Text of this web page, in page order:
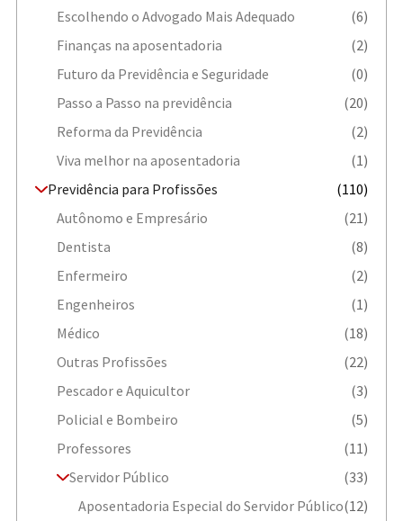
Escolhendo o Advogado Mais Adequado
(6)
Finanças na aposentadoria
(2)
Futuro da Previdência e Seguridade
(0)
Passo a Passo na previdência
(20)
Reforma da Previdência
(2)
Viva melhor na aposentadoria
(1)
Previdência para Profissões
(110)
Autônomo e Empresário
(21)
Dentista
(8)
Enfermeiro
(2)
Engenheiros
(1)
Médico
(18)
Outras Profissões
(22)
Pescador e Aquicultor
(3)
Policial e Bombeiro
(5)
Professores
(11)
Servidor Público
(33)
Aposentadoria Especial do Servidor Público(12)